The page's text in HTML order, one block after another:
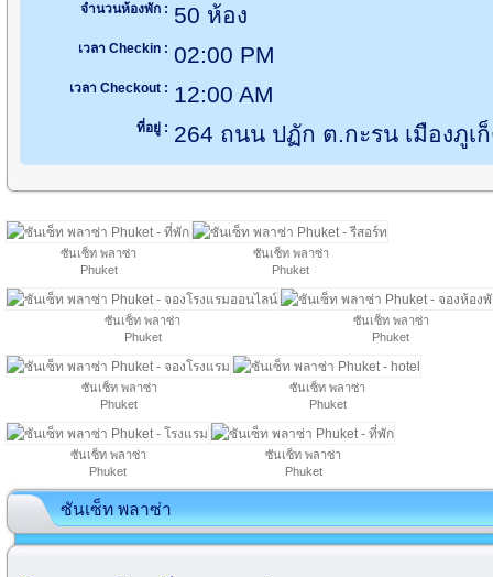
จำนวนห้องพัก : 50 ห้อง
เวลา Checkin : 02:00 PM
เวลา Checkout : 12:00 AM
ที่อยู่ : 264 ถนน ปฏัก ต.กะรน เมืองภูเ
ซันเซ็ท พลาซ่า
Phuket
ซันเซ็ท พลาซ่า
Phuket
ซันเซ็ท พลาซ่า
Phuket
ซันเซ็ท พลาซ่า
Phuket
ซันเซ็ท พลาซ่า
Phuket
ซันเซ็ท พลาซ่า
Phuket
ซันเซ็ท พลาซ่า
Phuket
ซันเซ็ท พลาซ่า
Phuket
ซันเซ็ท พลาซ่า